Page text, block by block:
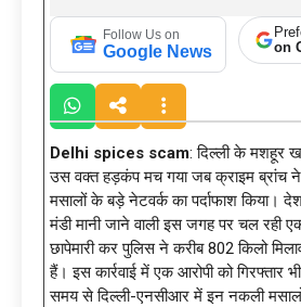
Follow Us on
Google News
on
Delhi spices scam: दिल्ली के मशहूर
उस वक्त हड़कंप मच गया जब क्राइम ब्रांच
मसालों के बड़े नेटवर्क का पर्दाफाश किया।
मंडी मानी जाने वाली इस जगह पर चल रही
छापेमारी कर पुलिस ने करीब 802 किलो
हैं। इस कार्रवाई में एक आरोपी को गिरफ्तार
समय से दिल्ली-एनसीआर में इन नकली